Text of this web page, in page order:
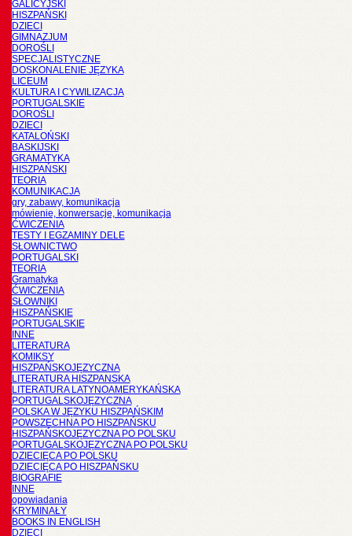
GALICYJSKI
HISZPAŃSKI
DZIECI
GIMNAZJUM
DOROŚLI
SPECJALISTYCZNE
DOSKONALENIE JĘZYKA
LICEUM
KULTURA I CYWILIZACJA
PORTUGALSKIE
DOROŚLI
DZIECI
KATALOŃSKI
BASKIJSKI
GRAMATYKA
HISZPAŃSKI
TEORIA
KOMUNIKACJA
gry, zabawy, komunikacja
mówienie, konwersacje, komunikacja
ĆWICZENIA
TESTY I EGZAMINY DELE
SŁOWNICTWO
PORTUGALSKI
TEORIA
Gramatyka
ĆWICZENIA
SŁOWNIKI
HISZPAŃSKIE
PORTUGALSKIE
INNE
LITERATURA
KOMIKSY
HISZPAŃSKOJĘZYCZNA
LITERATURA HISZPANSKA
LITERATURA LATYNOAMERYKAŃSKA
PORTUGALSKOJĘZYCZNA
POLSKA W JĘZYKU HISZPAŃSKIM
POWSZECHNA PO HISZPAŃSKU
HISZPAŃSKOJĘZYCZNA PO POLSKU
PORTUGALSKOJĘZYCZNA PO POLSKU
DZIECIĘCA PO POLSKU
DZIECIĘCA PO HISZPAŃSKU
BIOGRAFIE
INNE
opowiadania
KRYMINAŁY
BOOKS IN ENGLISH
DZIECI